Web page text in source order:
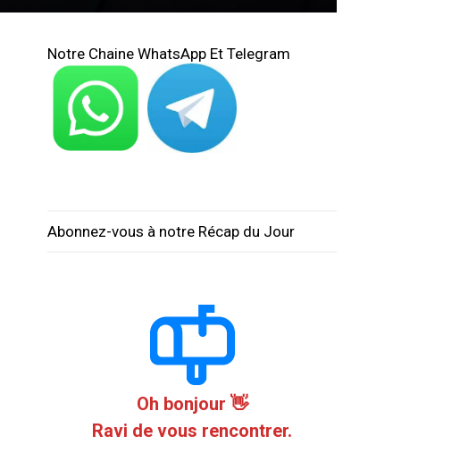
Notre Chaine WhatsApp Et Telegram
Abonnez-vous à notre Récap du Jour
Oh bonjour 👋
Ravi de vous rencontrer.